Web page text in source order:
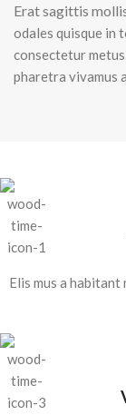
Erat sagittis
odales quisque in
consectetur
pharetra vivamus
Elis mus a